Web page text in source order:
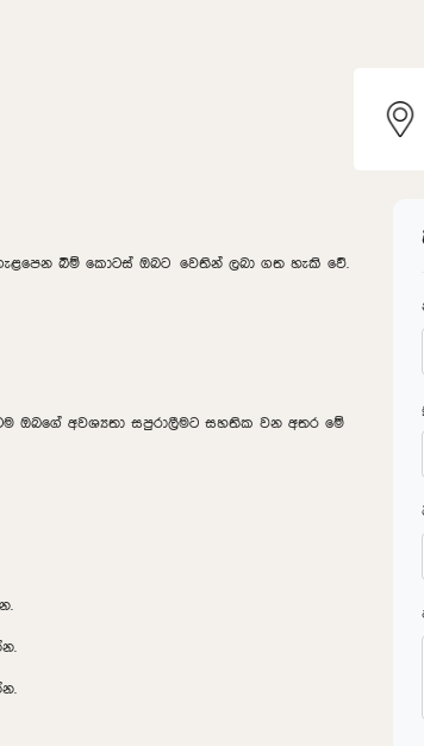
බිම් කොටස් ඔබට වෙතින් ලබා ගත හැකි වේ.
ඔබගේ අවශ්‍යතා සපුරාලීමට සහතික වන අතර මේ